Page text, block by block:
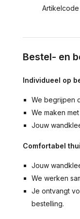
Artikelcode
Bestel- en
Individueel op
We begrijpen
We maken
Jouw
Comfortabel
Jouw
We werken
Je ontvangt
bestelling.